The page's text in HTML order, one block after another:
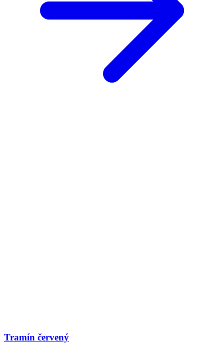
Tramín červený